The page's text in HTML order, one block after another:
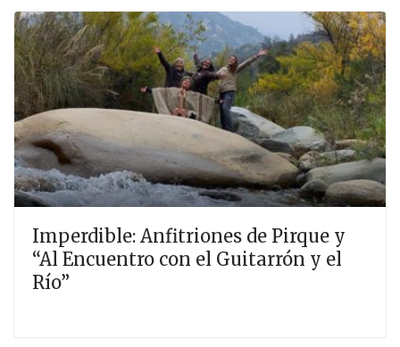
Imperdible: Anfitriones de Pirque y
“Al Encuentro con el Guitarrón y el
Río”